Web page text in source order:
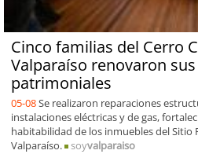
Cinco familias del Cerro
Valparaíso renovaron
patrimoniales
05-08Se realizaron reparaciones
instalaciones eléctricas y de gas,
habitabilidad de los inmuebles del
Valparaíso.
soyvalparaiso